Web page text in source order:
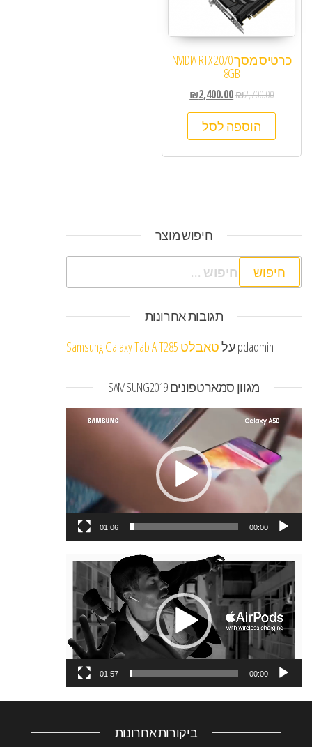
כרטיס מסך NVIDIA RTX 2070
8GB
₪2,700.00
₪2,400.00
הוספה לסל
חיפוש מוצר
חיפוש:
תגובות אחרונות
pdadminעלטאבלט Samsung Galaxy Tab A T285
מגוון סמארטפונים SAMSUNG2019
נגן
וידאו
00:00
01:06
נגן
וידאו
00:00
01:57
ביקורות אחרונות